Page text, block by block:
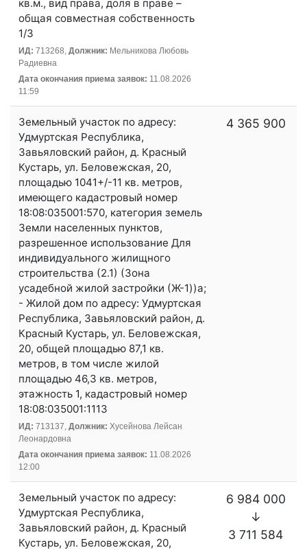
кв.м., вид права, доля в праве –
общая совместная собственность
1/3
ИД: 713268, Должник: Мельникова Любовь
Радиевна
Дата окончания приема заявок: 11.08.2026
11:59
Земельный участок по адресу:
Удмуртская Республика,
Завьяловский район, д. Красный
Кустарь, ул. Беловежская, 20,
площадью 1041+/-11 кв. метров,
имеющего кадастровый номер
18:08:035001:570, категория земель
Земли населенных пунктов,
разрешенное использование Для
индивидуального жилищного
строительства (2.1) (Зона
усадебной жилой застройки (Ж-1))а;
- Жилой дом по адресу: Удмуртская
Республика, Завьяловский район, д.
Красный Кустарь, ул. Беловежская,
20, общей площадью 87,1 кв.
метров, в том числе жилой
площадью 46,3 кв. метров,
этажность 1, кадастровый номер
18:08:035001:1113
ИД: 713137, Должник: Хусейнова Лейсан
Леонардовна
Дата окончания приема заявок: 11.08.2026
12:00
4 365 900
Земельный участок по адресу:
Удмуртская Республика,
Завьяловский район, д. Красный
Кустарь, ул. Беловежская, 20,
6 984 000
↓
3 711 584